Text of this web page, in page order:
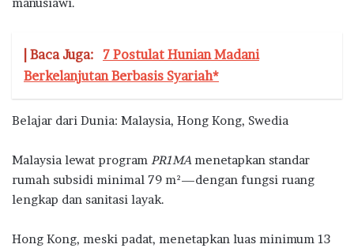
manusiawi.
| Baca Juga:
7 Postulat Hunian Madani
Berkelanjutan Berbasis Syariah*
Belajar dari Dunia: Malaysia, Hong Kong, Swedia
Malaysia lewat program PR1MAmenetapkan standar
rumah subsidi minimal 79 m²—dengan fungsi ruang
lengkap dan sanitasi layak.
Hong Kong, meski padat, menetapkan luas minimum 13